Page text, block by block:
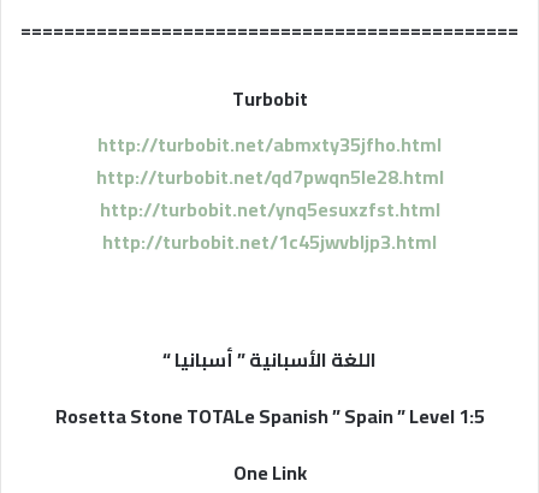
==============================================
Turbobit
http://turbobit.net/abmxty35jfho.html
http://turbobit.net/qd7pwqn5le28.html
http://turbobit.net/ynq5esuxzfst.html
http://turbobit.net/1c45jwvbljp3.html
اللغة الأسبانية ” أسبانيا “
Rosetta Stone TOTALe Spanish ” Spain ” Level 1:5
One Link